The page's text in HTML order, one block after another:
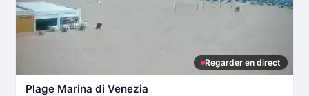
Regarder en direct
Plage Marina di Venezia